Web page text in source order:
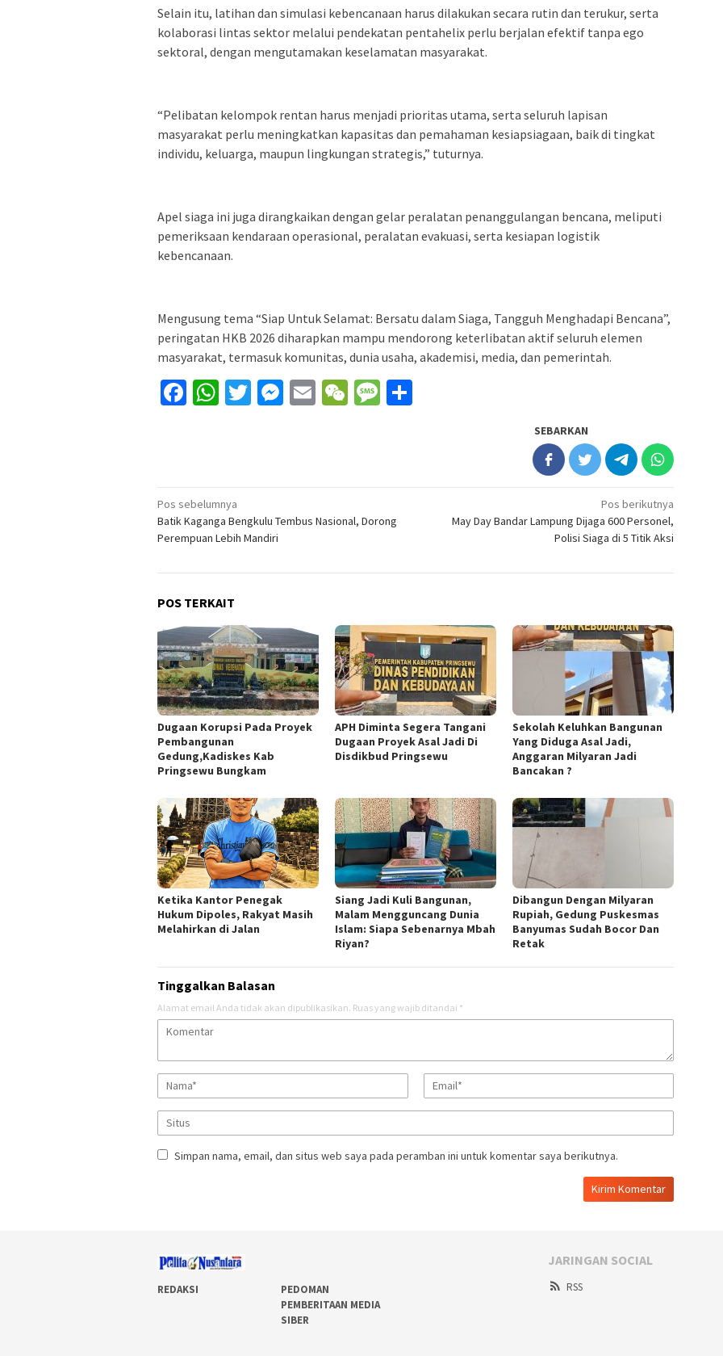
Selain itu, latihan dan simulasi kebencanaan harus dilakukan secara rutin dan terukur, serta
kolaborasi lintas sektor melalui pendekatan pentahelix perlu berjalan efektif tanpa ego
sektoral, dengan mengutamakan keselamatan masyarakat.
“Pelibatan kelompok rentan harus menjadi prioritas utama, serta seluruh lapisan
masyarakat perlu meningkatkan kapasitas dan pemahaman kesiapsiagaan, baik di tingkat
individu, keluarga, maupun lingkungan strategis,” tuturnya.
Apel siaga ini juga dirangkaikan dengan gelar peralatan penanggulangan bencana, meliputi
pemeriksaan kendaraan operasional, peralatan evakuasi, serta kesiapan logistik
kebencanaan.
Mengusung tema “Siap Untuk Selamat: Bersatu dalam Siaga, Tangguh Menghadapi Bencana”,
peringatan HKB 2026 diharapkan mampu mendorong keterlibatan aktif seluruh elemen
masyarakat, termasuk komunitas, dunia usaha, akademisi, media, dan pemerintah.
Facebook
WhatsApp
Twitter
Messenger
EmailWeChatMessage
SEBARKAN
Navigasi
pos
Pos sebelumnya
Batik Kaganga Bengkulu Tembus Nasional, Dorong
Perempuan Lebih Mandiri
Pos berikutnya
May Day Bandar Lampung Dijaga 600 Personel,
Polisi Siaga di 5 Titik Aksi
POS TERKAIT
Dugaan Korupsi Pada Proyek
Pembangunan
Gedung,Kadiskes Kab
Pringsewu Bungkam
APH Diminta Segera Tangani
Dugaan Proyek Asal Jadi Di
Disdikbud Pringsewu
Sekolah Keluhkan Bangunan
Yang Diduga Asal Jadi,
Anggaran Milyaran Jadi
Bancakan ?
Ketika Kantor Penegak
Hukum Dipoles, Rakyat Masih
Melahirkan di Jalan
Siang Jadi Kuli Bangunan,
Malam Mengguncang Dunia
Islam: Siapa Sebenarnya Mbah
Riyan?
Dibangun Dengan Milyaran
Rupiah, Gedung Puskesmas
Banyumas Sudah Bocor Dan
Retak
Tinggalkan Balasan
Alamat email Anda tidak akan dipublikasikan. Ruas yang wajib ditandai *
Simpan nama, email, dan situs web saya pada peramban ini untuk komentar saya berikutnya.
REDAKSI
PEDOMAN
PEMBERITAAN MEDIA
SIBER
JARINGAN SOCIAL
RSS